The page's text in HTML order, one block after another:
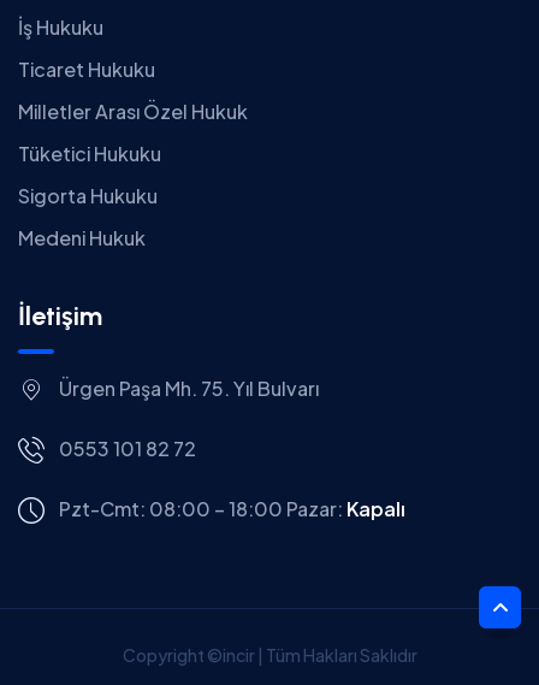
İş Hukuku
Ticaret Hukuku
Milletler Arası Özel Hukuk
Tüketici Hukuku
Sigorta Hukuku
Medeni Hukuk
İletişim
Ürgen Paşa Mh. 75. Yıl Bulvarı
0553 101 82 72
Pzt-Cmt: 08:00 – 18:00 Pazar: Kapalı
Copyright ©incir | Tüm Hakları Saklıdır